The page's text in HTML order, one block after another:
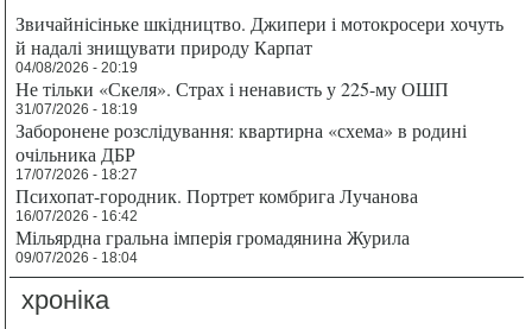
Звичайнісіньке шкідництво. Джипери і мотокросери хочуть
й надалі знищувати природу Карпат
04/08/2026 - 20:19
Не тільки «Скеля». Страх і ненависть у 225-му ОШП
31/07/2026 - 18:19
Заборонене розслідування: квартирна «схема» в родині
очільника ДБР
17/07/2026 - 18:27
Психопат-городник. Портрет комбрига Лучанова
16/07/2026 - 16:42
Мільярдна гральна імперія громадянина Журила
09/07/2026 - 18:04
хроніка